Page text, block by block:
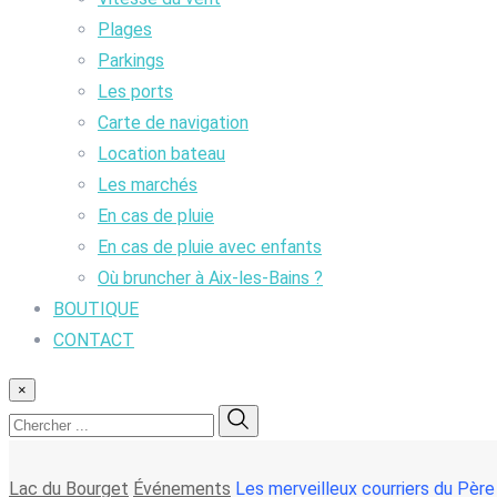
Plages
Parkings
Les ports
Carte de navigation
Location bateau
Les marchés
En cas de pluie
En cas de pluie avec enfants
Où bruncher à Aix-les-Bains ?
BOUTIQUE
CONTACT
×
Lac du Bourget Événements Les merveilleux courriers du